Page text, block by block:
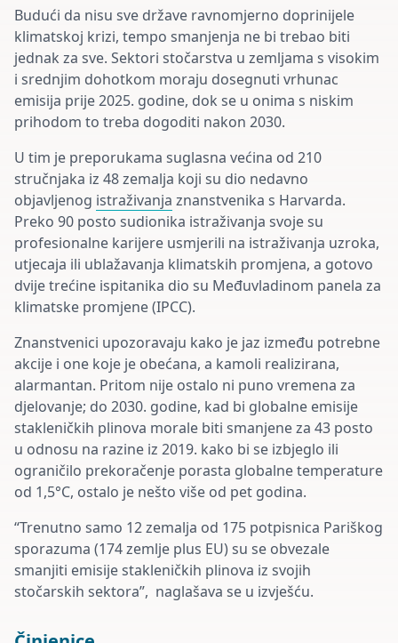
Budući da nisu sve države ravnomjerno doprinijele
klimatskoj krizi, tempo smanjenja ne bi trebao biti
jednak za sve. Sektori stočarstva u zemljama s visokim
i srednjim dohotkom moraju dosegnuti vrhunac
emisija prije 2025. godine, dok se u onima s niskim
prihodom to treba dogoditi nakon 2030.
U tim je preporukama suglasna većina od 210
stručnjaka iz 48 zemalja koji su dio nedavno
objavljenog istraživanja znanstvenika s Harvarda.
Preko 90 posto sudionika istraživanja svoje su
profesionalne karijere usmjerili na istraživanja uzroka,
utjecaja ili ublažavanja klimatskih promjena, a gotovo
dvije trećine ispitanika dio su Međuvladinom panela za
klimatske promjene (IPCC).
Znanstvenici upozoravaju kako je jaz između potrebne
akcije i one koje je obećana, a kamoli realizirana,
alarmantan. Pritom nije ostalo ni puno vremena za
djelovanje; do 2030. godine, kad bi globalne emisije
stakleničkih plinova morale biti smanjene za 43 posto
u odnosu na razine iz 2019. kako bi se izbjeglo ili
ograničilo prekoračenje porasta globalne temperature
od 1,5°C, ostalo je nešto više od pet godina.
“Trenutno samo 12 zemalja od 175 potpisnica Pariškog
sporazuma (174 zemlje plus EU) su se obvezale
smanjiti emisije stakleničkih plinova iz svojih
stočarskih sektora”, naglašava se u izvješću.